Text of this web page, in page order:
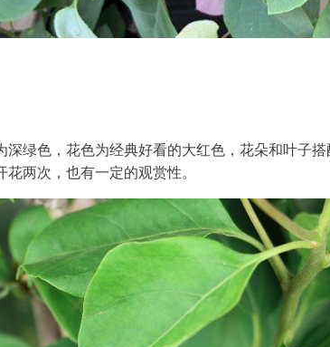
深绿色，花色为经典好看的大红色，花朵和叶子
两次，也有一定的观赏性。